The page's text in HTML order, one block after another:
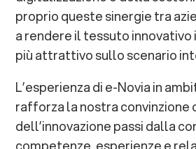
proprio queste sinergie tra
a rendere il tessuto
più attrattivo sullo scenario
L’esperienza di e-Novia in
rafforza la nostra convinzione
dell’innovazione passi dalla
competenze, esperienze e